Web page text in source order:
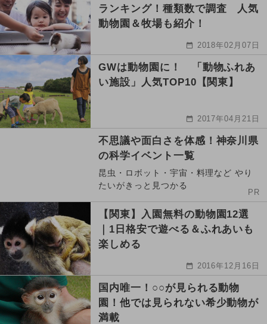
ランキング！種類数で調査 人気
動物園＆牧場も紹介！
2018年02月07日
GWは動物園に！ 「動物ふれあ
い施設」人気TOP10【関東】
2017年04月21日
不思議や面白さを体感！神奈川県
の科学イベント一覧
昆虫・ロボット・宇宙・料理など やり
たいがきっと見つかる
PR
【関東】入園無料の動物園12選
｜1日格安で遊べる＆ふれあいも
楽しめる
2016年12月16日
国内唯一！○○が見られる動物
園！他では見られない希少動物が
満載